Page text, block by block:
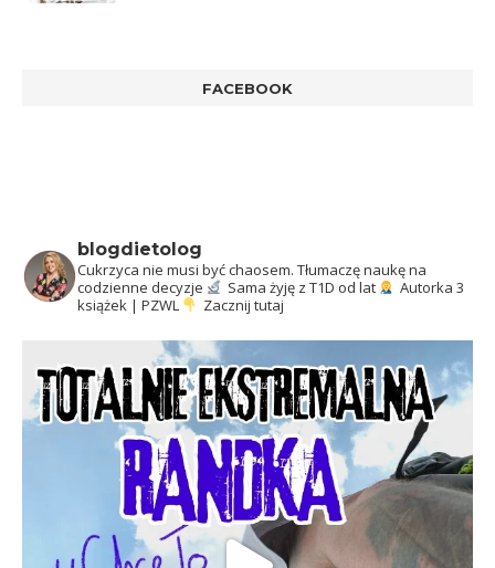
FACEBOOK
blogdietolog
Cukrzyca nie musi być chaosem. Tłumaczę naukę na
codzienne decyzje
Sama żyję z T1D od lat
Autorka 3
książek | PZWL
Zacznij tutaj